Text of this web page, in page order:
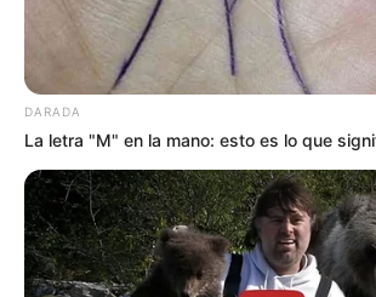
DARADA
La letra "M" en la mano: esto es lo que